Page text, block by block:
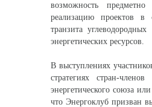
возможность предметно
реализацию проектов в
транзита
энергетических ресурсов.
В выступлениях
стратегиях стран-
энергетического союза
что Энергоклуб призван